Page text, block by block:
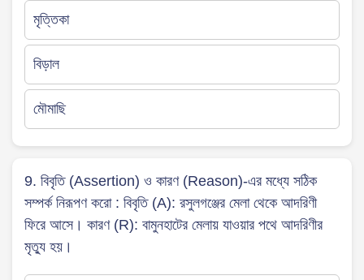
মৃত্তিকা
বিড়াল
মৌমাছি
9. বিবৃতি (Assertion) ও কারণ (Reason)-এর মধ্যে সঠিক
সম্পর্ক নিরূপণ করো : বিবৃতি (A): রসুলগঞ্জের মেলা থেকে আদরিণী
ফিরে আসে। কারণ (R): বামুনহাটের মেলায় যাওয়ার পথে আদরিণীর
মৃত্যু হয়।